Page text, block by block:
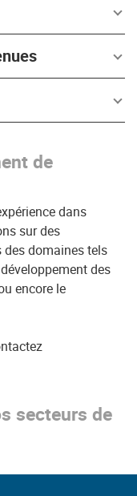
de
dans
sur des
domaines tels
des
encore le
secteurs de